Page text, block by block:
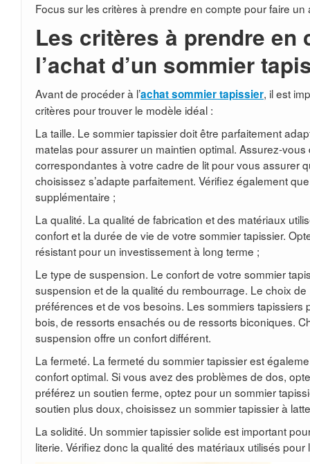
Focus sur les critères à prendre en compte pour faire
Les critères à prendre en
l’achat d’un sommier
Avant de procéder à l’achat sommier tapissier, il est
critères pour trouver le modèle idéal :
La taille. Le sommier tapissier doit être parfaitement
matelas pour assurer un maintien optimal. Assurez-
correspondantes à votre cadre de lit pour vous assurer
choisissez s’adapte parfaitement. Vérifiez également
supplémentaire ;
La qualité. La qualité de fabrication et des matériaux
confort et la durée de vie de votre sommier tapissier.
résistant pour un investissement à long terme ;
Le type de suspension. Le confort de votre sommier
suspension et de la qualité du rembourrage. Le choix
préférences et de vos besoins. Les sommiers tapissiers
bois, de ressorts ensachés ou de ressorts biconiques.
suspension offre un confort différent.
La fermeté. La fermeté du sommier tapissier est
confort optimal. Si vous avez des problèmes de dos,
préférez un soutien ferme, optez pour un sommier
soutien plus doux, choisissez un sommier tapissier à
La solidité. Un sommier tapissier solide est important
literie. Vérifiez donc la qualité des matériaux utilisés